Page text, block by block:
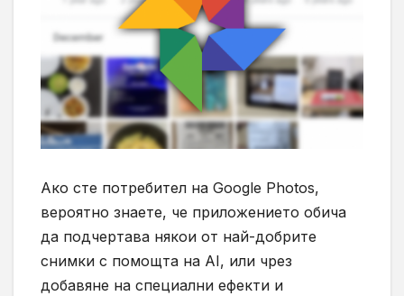
Ако сте потребител на Google Photos,
вероятно знаете, че приложението обича
да подчертава някои от най-добрите
снимки с помощта на AI, или чрез
добавяне на специални ефекти и